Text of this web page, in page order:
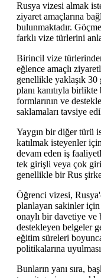
Rusya vizesi almak
ziyaret amaçlarına
bulunmaktadır.
farklı vize türlerini
Birincil vize
eğlence amaçlı
genellikle yaklaşık
planı kanıtıyla
formlarının ve
saklamaları tavsiye
Yaygın bir diğer türü
katılmak isteyenler
devam eden iş
tek girişli veya çok
genellikle bir Rus
Öğrenci vizesi,
planlayan sakinler
onaylı bir davetiye ve
destekleyen belgeler
eğitim süreleri
politikalarına uyulması
Bunların yanı sıra,